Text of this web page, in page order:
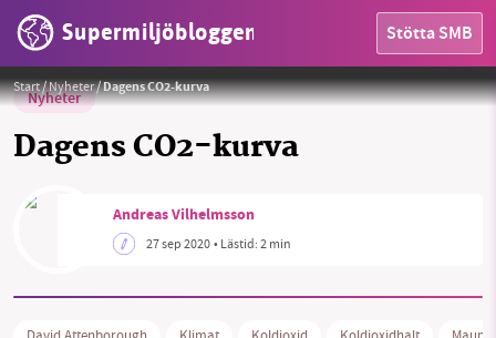
Supermiljöbloggen Stötta SMB
HEM
Start/Nyheter/Dagens CO2-kurva
Nyheter
Dagens CO2-kurva
Scripps Institution of Oceanography
Andreas Vilhelmsson
27 sep 2020• Lästid:2 min